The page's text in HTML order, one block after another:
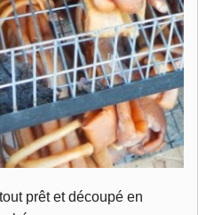
prêt et découpé en